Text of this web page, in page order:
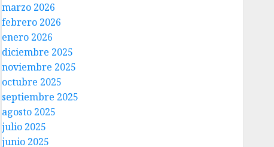
marzo 2026
febrero 2026
enero 2026
diciembre 2025
noviembre 2025
octubre 2025
septiembre 2025
agosto 2025
julio 2025
junio 2025